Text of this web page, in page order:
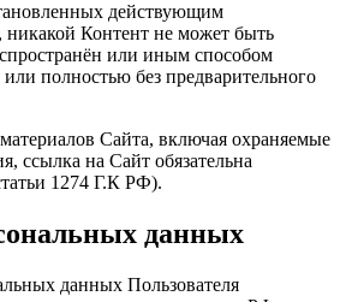
действующим
никакой Контент не может быть
или иным способом
полностью без предварительного
Сайта, включая охраняемые
ссылка на Сайт обязательна
1274 Г.К РФ).
данных
данных Пользователя